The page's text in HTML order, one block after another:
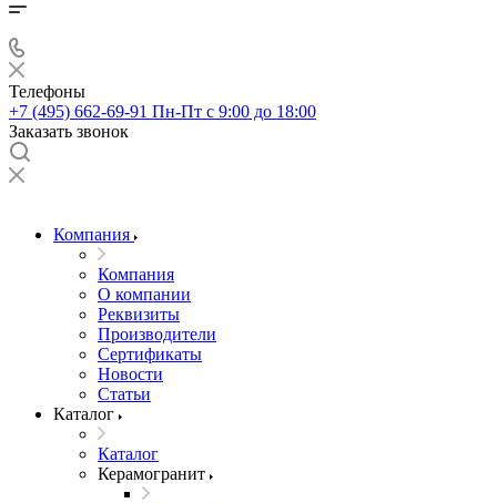
Телефоны
+7 (495) 662-69-91 Пн-Пт c 9:00 до 18:00
Заказать звонок
Компания
Компания
О компании
Реквизиты
Производители
Сертификаты
Новости
Статьи
Каталог
Каталог
Керамогранит